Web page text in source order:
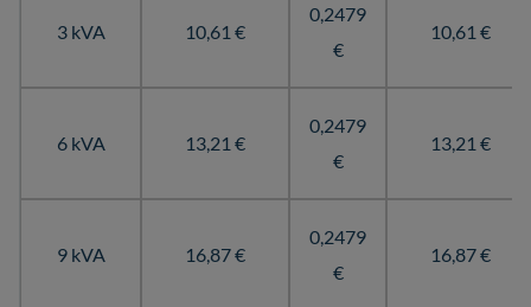
3 kVA 10,61 €
0,2479
€
10,61 €
6 kVA 13,21 €
0,2479
€
13,21 €
9 kVA 16,87 €
0,2479
€
16,87 €